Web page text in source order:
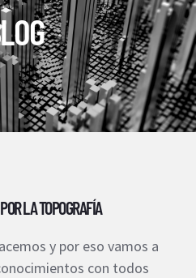
LA TOPOGRAFÍA
y por eso vamos a
con todos